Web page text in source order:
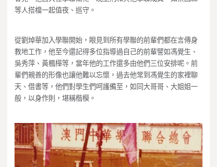
等人搭檔一起值夜、巡守。
從劉焯華加入學聯開始，眼見到所有學聯的前輩們都在言傳身
教地工作，他至今還記得多位指導過自己的前輩譬如馮覺生、
吳秀萍、黃楓樺等，當年他的工作還多由他們三位安排呢。前
輩們親善的形像也讓他難以忘懷，過去他常到馮覺生的家裡聊
天、借書等，他們對學生們呵護備至，如同大哥哥、大姐姐一
般，以身作則，堪稱楷模。